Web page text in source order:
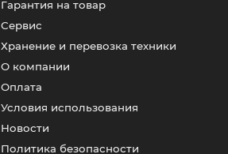
Гарантия на товар
Сервис
Хранение и перевозка техники
О компании
Оплата
Условия использования
Новости
Политика безопасности